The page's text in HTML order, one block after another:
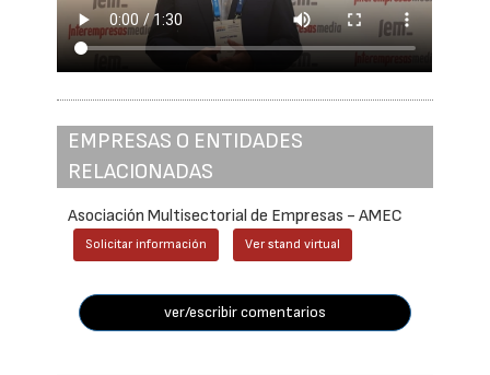
EMPRESAS O ENTIDADES
RELACIONADAS
Asociación Multisectorial de Empresas - AMEC
Solicitar información Ver stand virtual
ver/escribir comentarios